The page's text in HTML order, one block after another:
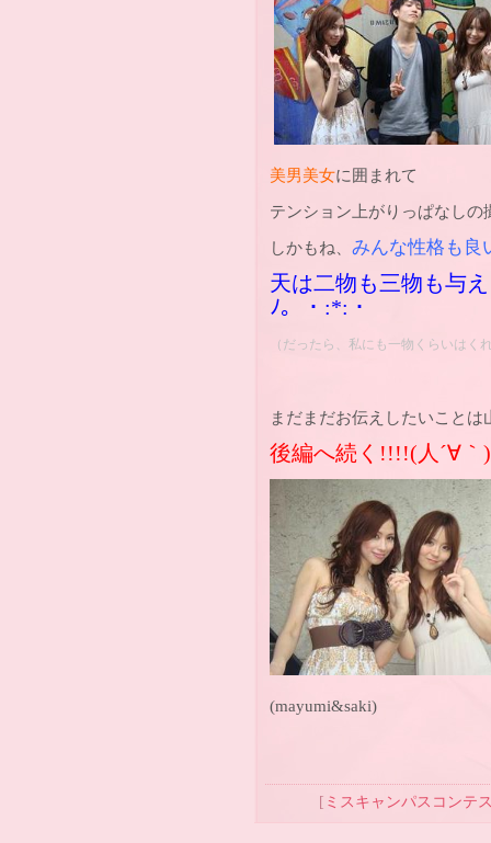
美男美女に囲まれて
テンション上がりっぱなし
しかもね、 みんな性格も良
天は二物も三物も与
ﾉ。・ :*: ・
（だったら、私にも一物くらいはく
まだまだお伝えしたいこと
後編へ続く!!!!(人´∀
(mayumi&saki)
[ ミスキャンパスコンテ